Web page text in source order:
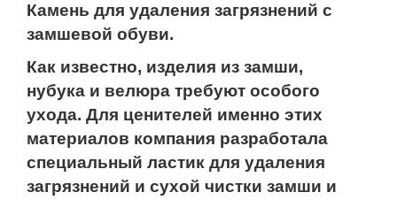
Камень для удаления загрязнений с
замшевой обуви.
Как известно, изделия из замши,
нубука и велюра требуют особого
ухода. Для ценителей именно этих
материалов компания разработала
специальный ластик для удаления
загрязнений и сухой чистки замши и